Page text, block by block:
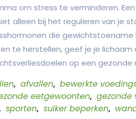
om stress te verminderen.
alleen bij het reguleren van je
die
te herstellen, geef je je
op een gezonde
, afvallen, bewerkte
eetgewoonten, gezonde
sporten, suiker beperken,